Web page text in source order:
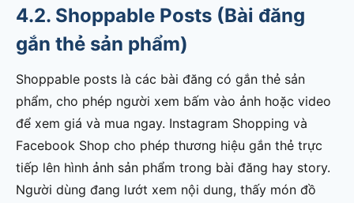
4.2. Shoppable Posts (Bài đăng
gắn thẻ sản phẩm)
Shoppable posts là các bài đăng có gắn thẻ sản
phẩm, cho phép người xem bấm vào ảnh hoặc video
để xem giá và mua ngay. Instagram Shopping và
Facebook Shop cho phép thương hiệu gắn thẻ trực
tiếp lên hình ảnh sản phẩm trong bài đăng hay story.
Người dùng đang lướt xem nội dung, thấy món đồ